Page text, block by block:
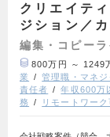
クリエイテ
ジション／
編集・コピーラ
800万円 ～ 1249
業
管理職・マネジ
責任者
年収600万
務
リモートワーク